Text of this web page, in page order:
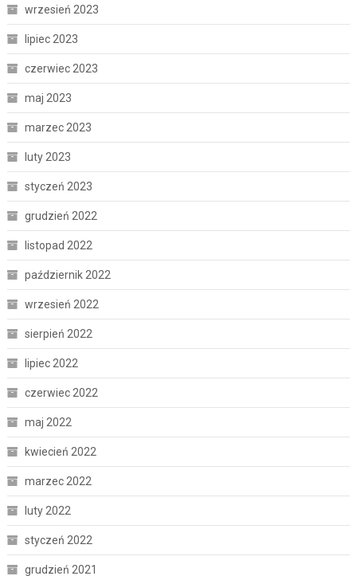
wrzesień 2023
lipiec 2023
czerwiec 2023
maj 2023
marzec 2023
luty 2023
styczeń 2023
grudzień 2022
listopad 2022
październik 2022
wrzesień 2022
sierpień 2022
lipiec 2022
czerwiec 2022
maj 2022
kwiecień 2022
marzec 2022
luty 2022
styczeń 2022
grudzień 2021